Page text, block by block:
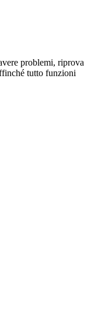
problemi, riprova
tutto funzioni